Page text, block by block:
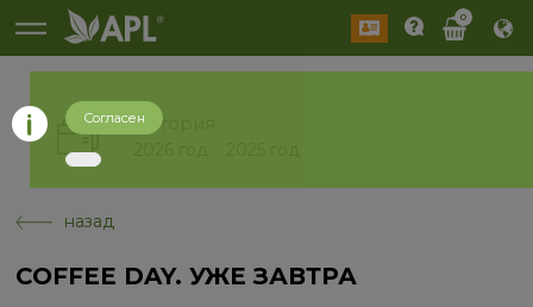
0
История
назад
COFFEE DAY. УЖЕ ЗАВТРА
Согласен